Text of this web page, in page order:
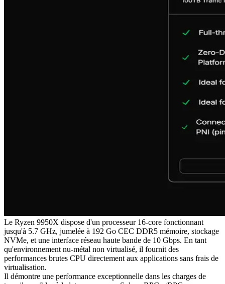
Le Ryzen 9950X dispose d'un processeur 16-core fonctionnant
jusqu'à 5.7 GHz, jumelée à 192 Go CEC DDR5 mémoire, stockage
NVMe, et une interface réseau haute bande de 10 Gbps. En tant
qu'environnement nu-métal non virtualisé, il fournit des
performances brutes CPU directement aux applications sans frais de
virtualisation.
Il démontre une performance exceptionnelle dans les charges de